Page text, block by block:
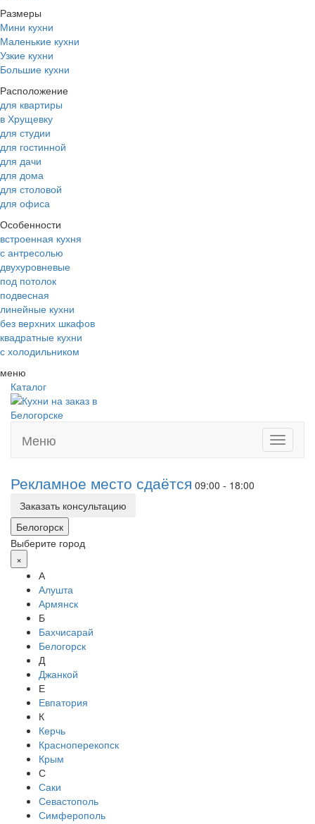
Размеры
Мини кухни
Маленькие кухни
Узкие кухни
Большие кухни
Расположение
для квартиры
в Хрущевку
для студии
для гостинной
для дачи
для дома
для столовой
для офиса
Особенности
встроенная кухня
с антресолью
двухуровневые
под потолок
подвесная
линейные кухни
без верхних шкафов
квадратные кухни
с холодильником
меню
Каталог
Toggle
Меню
Рекламное место сдаётся 09:00 - 18:00
Заказать консультацию
Белогорск
Выберите город
×
А
Алушта
Армянск
Б
Бахчисарай
Белогорск
Д
Джанкой
Е
Евпатория
К
Керчь
Красноперекопск
Крым
С
Саки
Севастополь
Симферополь